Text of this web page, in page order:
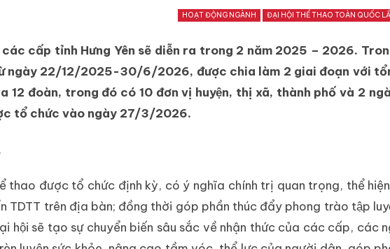
HOẠT ĐỘNG NGÀNH ĐẠI HỘI THỂ THAO TOÀN QUỐC
cấp tỉnh Hưng Yên sẽ diễn ra trong 2 năm 2025 – 2026.
ngày 22/12/2025-30/6/2026, được chia làm 2 giai đoạn với
12 đoàn, trong đó có 10 đơn vị huyện, thị xã, thành phố và 2
tổ chức vào ngày 27/3/2026.
thao được tổ chức định kỳ, có ý nghĩa chính trị quan trọng, thể
TDTT trên địa bàn; đồng thời góp phần thúc đẩy phong trào tập
hội sẽ tạo sự chuyển biến sâu sắc về nhận thức của các cấp, các